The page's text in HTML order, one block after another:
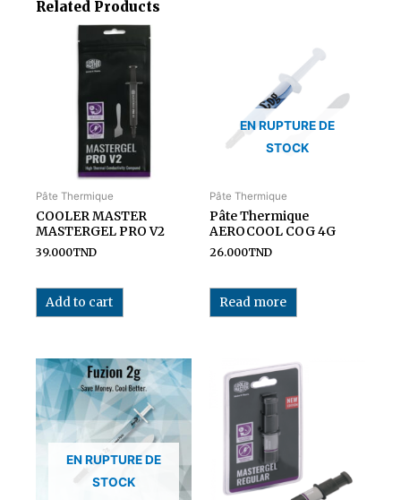
Related Products
Pâte Thermique
COOLER MASTER
MASTERGEL PRO V2
39.000TND
Add to cart
EN RUPTURE DE
STOCK
Pâte Thermique
Pâte Thermique
AEROCOOL COG 4G
26.000TND
Read more
EN RUPTURE DE
STOCK